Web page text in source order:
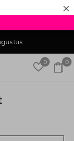
×
0 0